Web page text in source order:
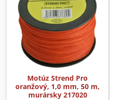
Motúz Strend Pro
oranžový, 1,0 mm, 50 m,
murársky 217020